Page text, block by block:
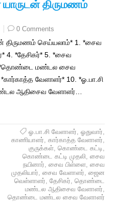
திருமணம்
0 Comments
திருமணம் செய்யலாம்* 1. *சைவ
4. *தேசிகர்* 5. *சைவ
7. *தொண்டை மண்டல சைவ
வேளாளர்* 10. *ஓ.பா.சி
ஆதிசைவ வேளாளர்…
ஓ.பா.சி வேளாளர், ஓதுவார்,
காணியாளர், கார்காத்த வேளாளர்,
குருக்கள், கொண்டை கட்டி,
கொண்டை கட்டி முதலி, சைவ
நயினார், சைவ பிள்ளை, சைவ
முதலியார், சைவ வேளாளர், ஜைன
வெள்ளாளர், தேசிகர், தொண்டை
மண்டல ஆதிசைவ வேளாளர்,
தொண்டை மண்டல சைவ வேளாளர்